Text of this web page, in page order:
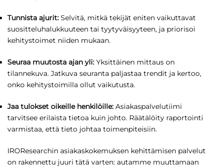
Tunnista ajurit: Selvitä, mitkä tekijät eniten vaikuttavat
suositteluhalukkuuteen tai tyytyväisyyteen, ja priorisoi
kehitystoimet niiden mukaan.
Seuraa muutosta ajan yli: Yksittäinen mittaus on
tilannekuva. Jatkuva seuranta paljastaa trendit ja kertoo,
onko kehitystoimilla ollut vaikutusta.
Jaa tulokset oikeille henkilöille: Asiakaspalvelutiimi
tarvitsee erilaista tietoa kuin johto. Räätälöity raportointi
varmistaa, että tieto johtaa toimenpiteisiin.
IROResearchin asiakaskokemuksen kehittämisen palvelut
on rakennettu juuri tätä varten: autamme muuttamaan